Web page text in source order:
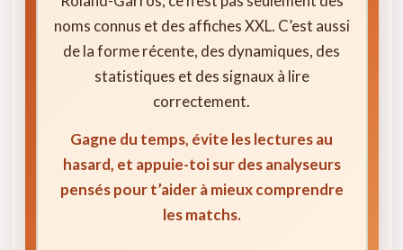
noms connus et des affiches XXL. C’est aussi
de la forme récente, des dynamiques, des
statistiques et des signaux à lire
correctement.
Gagne du temps, évite les lectures au
hasard, et appuie-toi sur des analyseurs
pensés pour t’aider à mieux comprendre
les matchs.